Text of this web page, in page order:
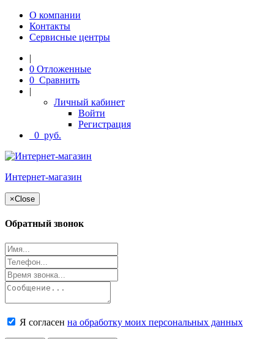
О компании
Контакты
Сервисные центры
|
0 Отложенные
0 Сравнить
|
Личный кабинет
Войти
Регистрация
0 руб.
Интернет-магазин
×Close
Обратный звонок
Я согласен на обработку моих персональных данных